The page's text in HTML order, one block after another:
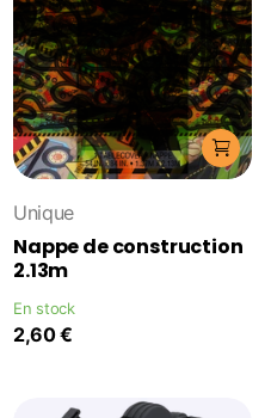
Unique
Nappe de construction
2.13m
En stock
2,60 €